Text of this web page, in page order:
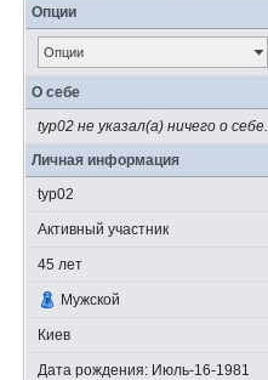
Опции
Опции
О себе
typ02 не указал(а) ничего о себе.
Личная информация
typ02
Активный участник
45 лет
Мужской
Киев
Дата рождения: Июль-16-1981